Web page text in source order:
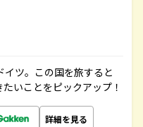
ツ。この国を旅すると
いことをピックアップ！
詳細を見る